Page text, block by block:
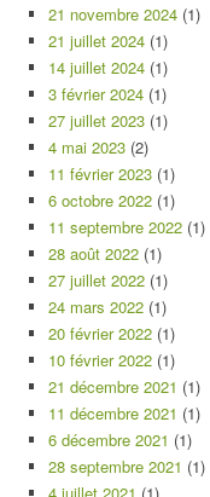
21 novembre 2024 (1)
21 juillet 2024 (1)
14 juillet 2024 (1)
3 février 2024 (1)
27 juillet 2023 (1)
4 mai 2023 (2)
11 février 2023 (1)
6 octobre 2022 (1)
11 septembre 2022 (1)
28 août 2022 (1)
27 juillet 2022 (1)
24 mars 2022 (1)
20 février 2022 (1)
10 février 2022 (1)
21 décembre 2021 (1)
11 décembre 2021 (1)
6 décembre 2021 (1)
28 septembre 2021 (1)